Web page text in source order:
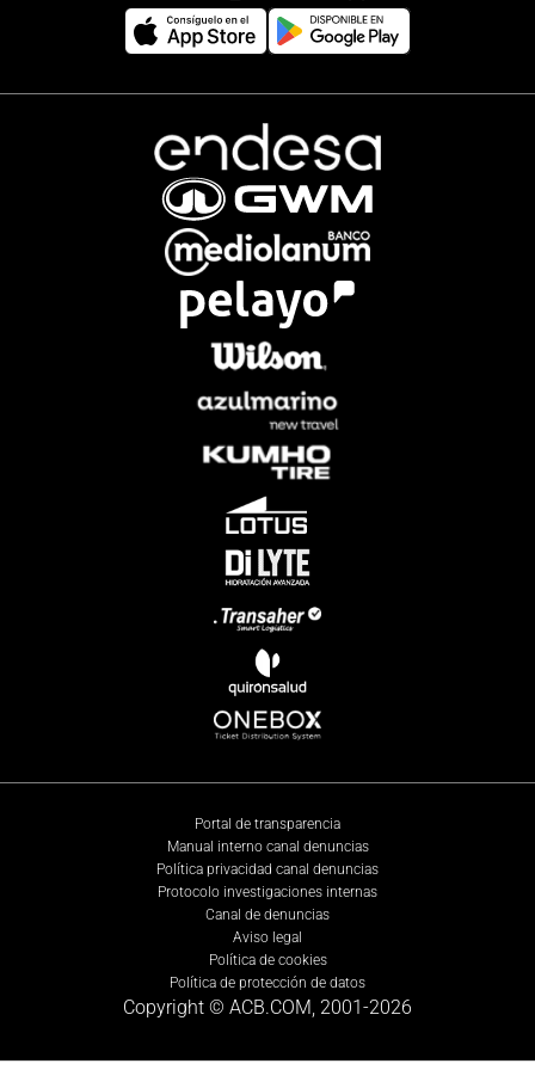
Portal de transparencia
Manual interno canal denuncias
Política privacidad canal denuncias
Protocolo investigaciones internas
Canal de denuncias
Aviso legal
Política de cookies
Política de protección de datos
Copyright © ACB.COM, 2001-2026